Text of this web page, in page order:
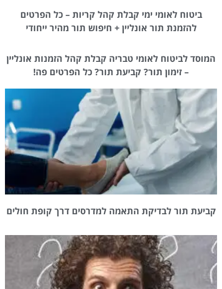
ביטוח לאומי ימי קבלת קהל קריות – כל הפרטים
להזמנת תור אונליין + חיפוש תור מהיר ייחודי
המוסד לביטוח לאומי טבריה קבלת קהל הזמנות אונליין
– זימון תור? קביעת תור? כל הפרטים פה!
קביעת תור לבדיקת התאמה למדרסים דרך קופת חולים